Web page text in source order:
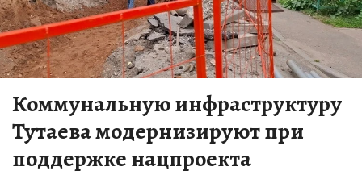
Коммунальную инфраструктуру
Тутаева модернизируют при
поддержке нацпроекта